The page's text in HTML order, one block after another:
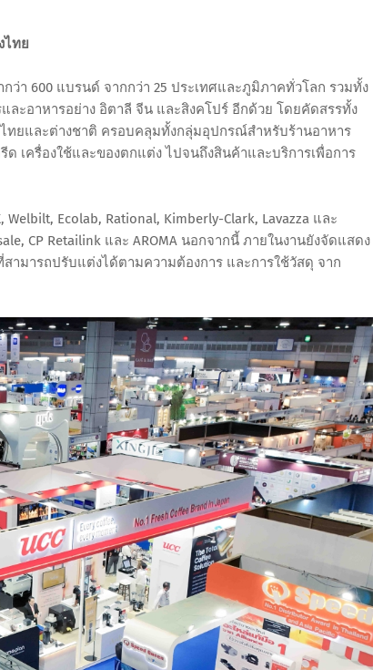
ไทย
กว่า 600 แบรนด์ จากกว่า 25 ประเทศและภูมิภาคทั่วโลก รวมทั้ง
ะอาหารอย่าง อิตาลี จีน และสิงคโปร์ อีกด้วย โดยคัดสรรทั้ง
ทยและต่างชาติ ครอบคลุมทั้งกลุ่มอุปกรณ์สำหรับร้านอาหาร
เครื่องใช้และของตกแต่ง ไปจนถึงสินค้าและบริการเพื่อการ
Ecolab, Rational, Kimberly-Clark, Lavazza และ
CP Retailink และ AROMA นอกจากนี้ ภายในงานยังจัดแสดง
ามารถปรับแต่งได้ตามความต้องการ และการใช้วัสดุ จาก